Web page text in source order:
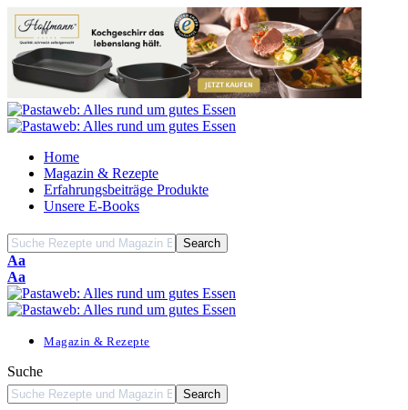
Home
Magazin & Rezepte
Erfahrungsbeiträge Produkte
Unsere E-Books
Font
Resizer
Aa
Font
Resizer
Aa
Magazin & Rezepte
Suche